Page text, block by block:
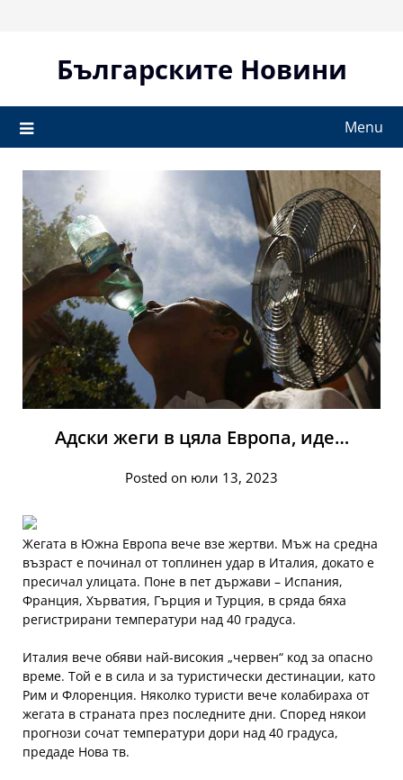
Българските Новини
Menu
Адски жеги в цяла Европа, иде…
Posted on юли 13, 2023
Жегата в Южна Европа вече взе жертви. Мъж на средна
възраст е починал от топлинен удар в Италия, докато e
пресичал улицата. Поне в пет държави – Испания,
Франция, Хърватия, Гърция и Турция, в сряда бяха
регистрирани температури над 40 градуса.
Италия вече обяви най-високия „червен“ код за опасно
време. Той е в сила и за туристически дестинации, като
Рим и Флоренция. Няколко туристи вече колабираха от
жегата в страната през последните дни. Според някои
прогнози сочат температури дори над 40 градуса,
предаде Нова тв.